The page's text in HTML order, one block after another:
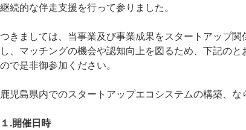
継続的な伴走支援を行って参りました。
つきましては、当事業及び事業成果をスタートアップ関
し、マッチングの機会や認知向上を図るため、下記の
ので是非御参加ください。
鹿児島県内でのスタートアップエコシステムの構築、
１.開催日時